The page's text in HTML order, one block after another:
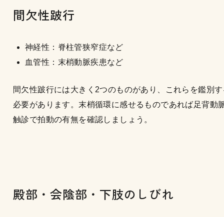
間欠性跛行
神経性：脊柱管狭窄症など
血管性：末梢動脈疾患など
間欠性跛行には大きく2つのものがあり、これらを鑑別
必要があります。末梢循環に感せるものであれば足背動
触診で拍動の有無を確認しましょう。
殿部・会陰部・下肢のしびれ